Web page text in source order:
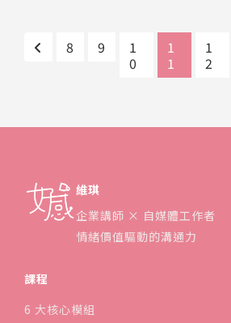
8 9
1
0
1
1
1
2
維琪
企業講師 × 自媒體工作者
情緒價值驅動的溝通力
課程
6 大核心模組